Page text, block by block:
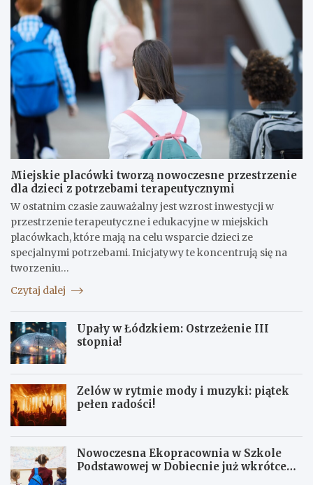
Miejskie placówki tworzą nowoczesne przestrzenie
dla dzieci z potrzebami terapeutycznymi
W ostatnim czasie zauważalny jest wzrost inwestycji w
przestrzenie terapeutyczne i edukacyjne w miejskich
placówkach, które mają na celu wsparcie dzieci ze
specjalnymi potrzebami. Inicjatywy te koncentrują się na
tworzeniu…
Czytaj dalej
Upały w Łódzkiem: Ostrzeżenie III
stopnia!
Zelów w rytmie mody i muzyki: piątek
pełen radości!
Nowoczesna Ekopracownia w Szkole
Podstawowej w Dobiecnie już wkrótce